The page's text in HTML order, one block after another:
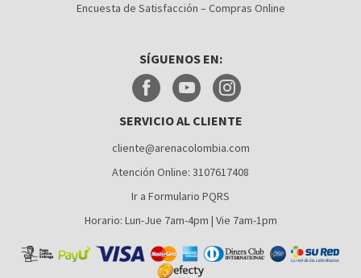
SANTA MARTA
VILLAVICENCIO
Encuesta de Satisfacción – Compras Online
SÍGUENOS EN:
SERVICIO AL CLIENTE
cliente@arenacolombia.com
Atención Online: 3107617408
Ir a Formulario PQRS
Horario: Lun-Jue 7am-4pm | Vie 7am-1pm